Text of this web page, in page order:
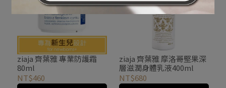
ziaja 齊葉雅 專業防護霜
80ml
NT$460
ziaja 齊葉雅 摩洛哥堅果深
層滋潤身體乳液400ml
NT$680